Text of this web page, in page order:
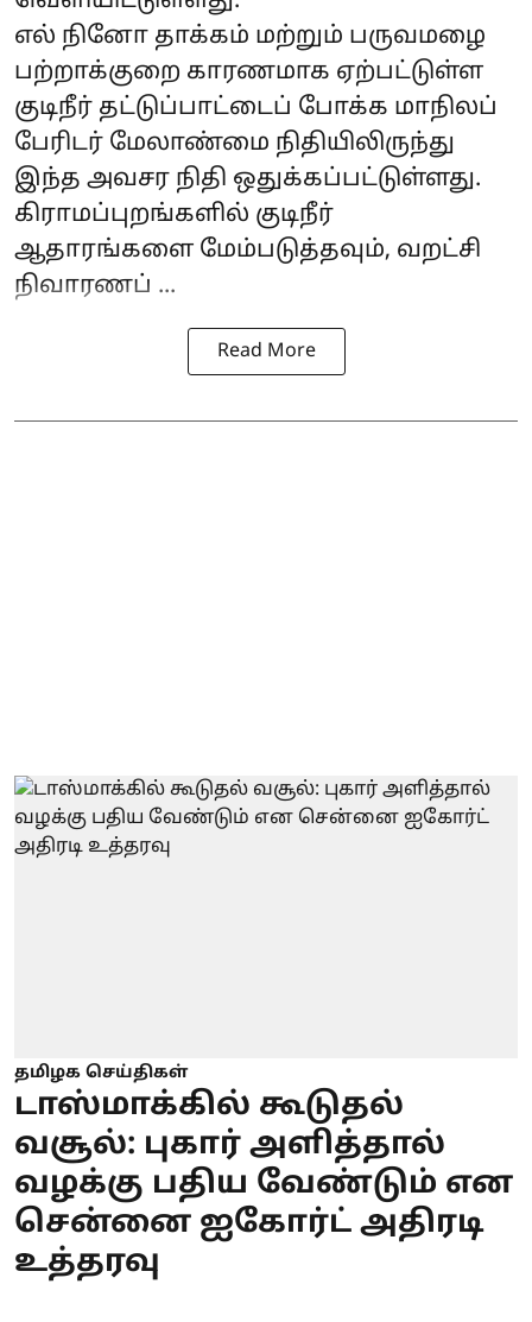
எல் நினோ தாக்கம் மற்றும் பருவமழை
பற்றாக்குறை காரணமாக ஏற்பட்டுள்ள
குடிநீர் தட்டுப்பாட்டைப் போக்க மாநிலப்
பேரிடர் மேலாண்மை நிதியிலிருந்து
இந்த அவசர நிதி ஒதுக்கப்பட்டுள்ளது.
கிராமப்புறங்களில் குடிநீர்
ஆதாரங்களை மேம்படுத்தவும், வறட்சி
நிவாரணப் ...
Read More
தமிழக செய்திகள்
டாஸ்மாக்கில் கூடுதல்
வசூல்: புகார் அளித்தால்
வழக்கு பதிய வேண்டும் என
சென்னை ஐகோர்ட் அதிரடி
உத்தரவு